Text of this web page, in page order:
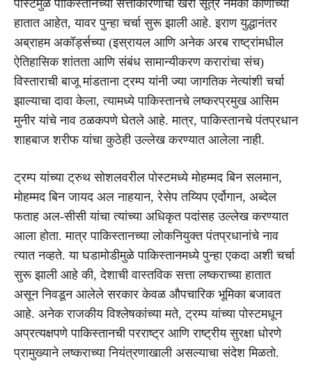
पोस्टमुळे पाकिस्तानच्या सत्ताकारणाची खरी सूत्रे नेमकी कोणाच्या
हातात आहेत, यावर पुन्हा चर्चा सुरू झाली आहे. इराण युद्धानंतर
अब्राहम अकॉर्ड्सच्या (इस्रायल आणि अनेक अरब राष्ट्रांमधील
ऐतिहासिक शांतता आणि संबंध सामान्यीकरण करारांचा संच)
विस्ताराची बाजू मांडताना ट्रम्प यांनी ज्या जागतिक नेत्यांशी चर्चा
झाल्याचा दावा केला, त्यामध्ये पाकिस्तानचे लष्करप्रमुख आसिम
मुनीर यांचे नाव ठळकपणे घेतले आहे. मात्र, पाकिस्तानचे पंतप्रधान
शाहबाज शरीफ यांचा कुठेही उल्लेख करण्यात आलेला नाही.
ट्रम्प यांच्या ट्रुथ सोशलवरील पोस्टमध्ये मोहम्मद बिन सलमान,
मोहम्मद बिन जायद अल नाहयान, रेसेप तय्यिप एर्दोगान, अब्देल
फताह अल-सीसी यांचा त्यांच्या अधिकृत पदांसह उल्लेख करण्यात
आला होता. मात्र पाकिस्तानच्या लोकनियुक्त पंतप्रधानांचे नाव
त्यात नव्हते. या घडामोडीमुळे पाकिस्तानमध्ये पुन्हा एकदा अशी चर्चा
सुरू झाली आहे की, देशाची वास्तविक सत्ता लष्कराच्या हातात
असून निवडून आलेले सरकार केवळ औपचारिक भूमिका बजावत
आहे. अनेक राजकीय विश्लेषकांच्या मते, ट्रम्प यांच्या पोस्टमधून
अप्रत्यक्षपणे पाकिस्तानची परराष्ट्र आणि राष्ट्रीय सुरक्षा धोरणे
प्रामुख्याने लष्कराच्या नियंत्रणाखाली असल्याचा संदेश मिळतो.